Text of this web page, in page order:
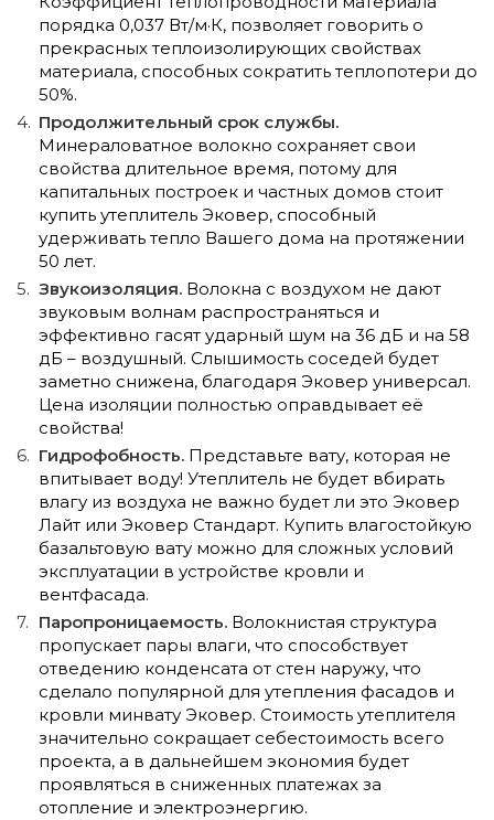
порядка 0,037 Вт/м·К, позволяет говорить о
прекрасных теплоизолирующих свойствах
материала, способных сократить теплопотери до
50%.
Продолжительный срок службы.
Минераловатное волокно сохраняет свои
свойства длительное время, потому для
капитальных построек и частных домов стоит
купить утеплитель Эковер, способный
удерживать тепло Вашего дома на протяжении
50 лет.
Звукоизоляция. Волокна с воздухом не дают
звуковым волнам распространяться и
эффективно гасят ударный шум на 36 дБ и на 58
дБ – воздушный. Слышимость соседей будет
заметно снижена, благодаря Эковер универсал.
Цена изоляции полностью оправдывает её
свойства!
Гидрофобность. Представьте вату, которая не
впитывает воду! Утеплитель не будет вбирать
влагу из воздуха не важно будет ли это Эковер
Лайт или Эковер Стандарт. Купить влагостойкую
базальтовую вату можно для сложных условий
эксплуатации в устройстве кровли и
вентфасада.
Паропроницаемость. Волокнистая структура
пропускает пары влаги, что способствует
отведению конденсата от стен наружу, что
сделало популярной для утепления фасадов и
кровли минвату Эковер. Стоимость утеплителя
значительно сокращает себестоимость всего
проекта, а в дальнейшем экономия будет
проявляться в сниженных платежах за
отопление и электроэнергию.